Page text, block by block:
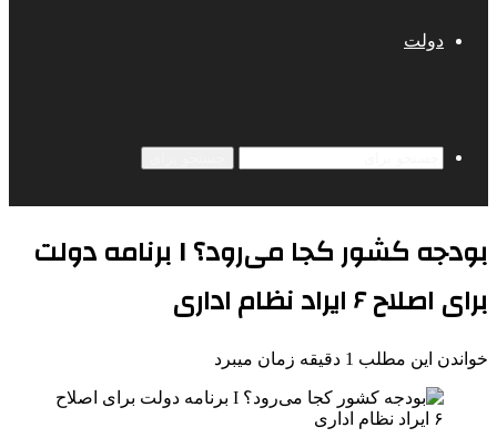
دولت
بودجه کشور کجا می‌رود؟ I برنامه دولت
برای اصلاح ۶ ایراد نظام اداری
خواندن این مطلب 1 دقیقه زمان میبرد